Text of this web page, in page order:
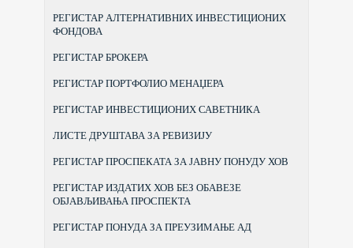
РЕГИСТАР АЛТЕРНАТИВНИХ ИНВЕСТИЦИОНИХ
ФОНДОВА
РЕГИСТАР БРОКЕРА
РЕГИСТАР ПОРТФОЛИО МЕНАЏЕРА
РЕГИСТАР ИНВЕСТИЦИОНИХ САВЕТНИКА
ЛИСТЕ ДРУШТАВА ЗА РЕВИЗИЈУ
РЕГИСТАР ПРОСПЕКАТА ЗА ЈАВНУ ПОНУДУ ХОВ
РЕГИСТАР ИЗДАТИХ ХОВ БЕЗ ОБАВЕЗЕ
ОБЈАВЉИВАЊА ПРОСПЕКТА
РЕГИСТАР ПОНУДА ЗА ПРЕУЗИМАЊЕ АД